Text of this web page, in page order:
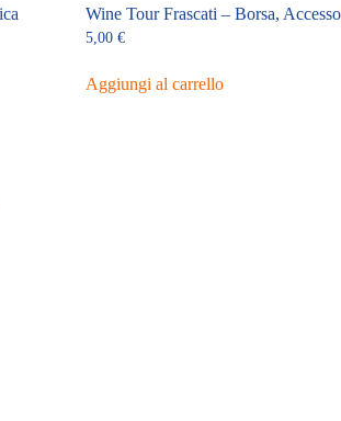
Wine Tour Frascati – Borsa,
5,00 €
Aggiungi al carrello